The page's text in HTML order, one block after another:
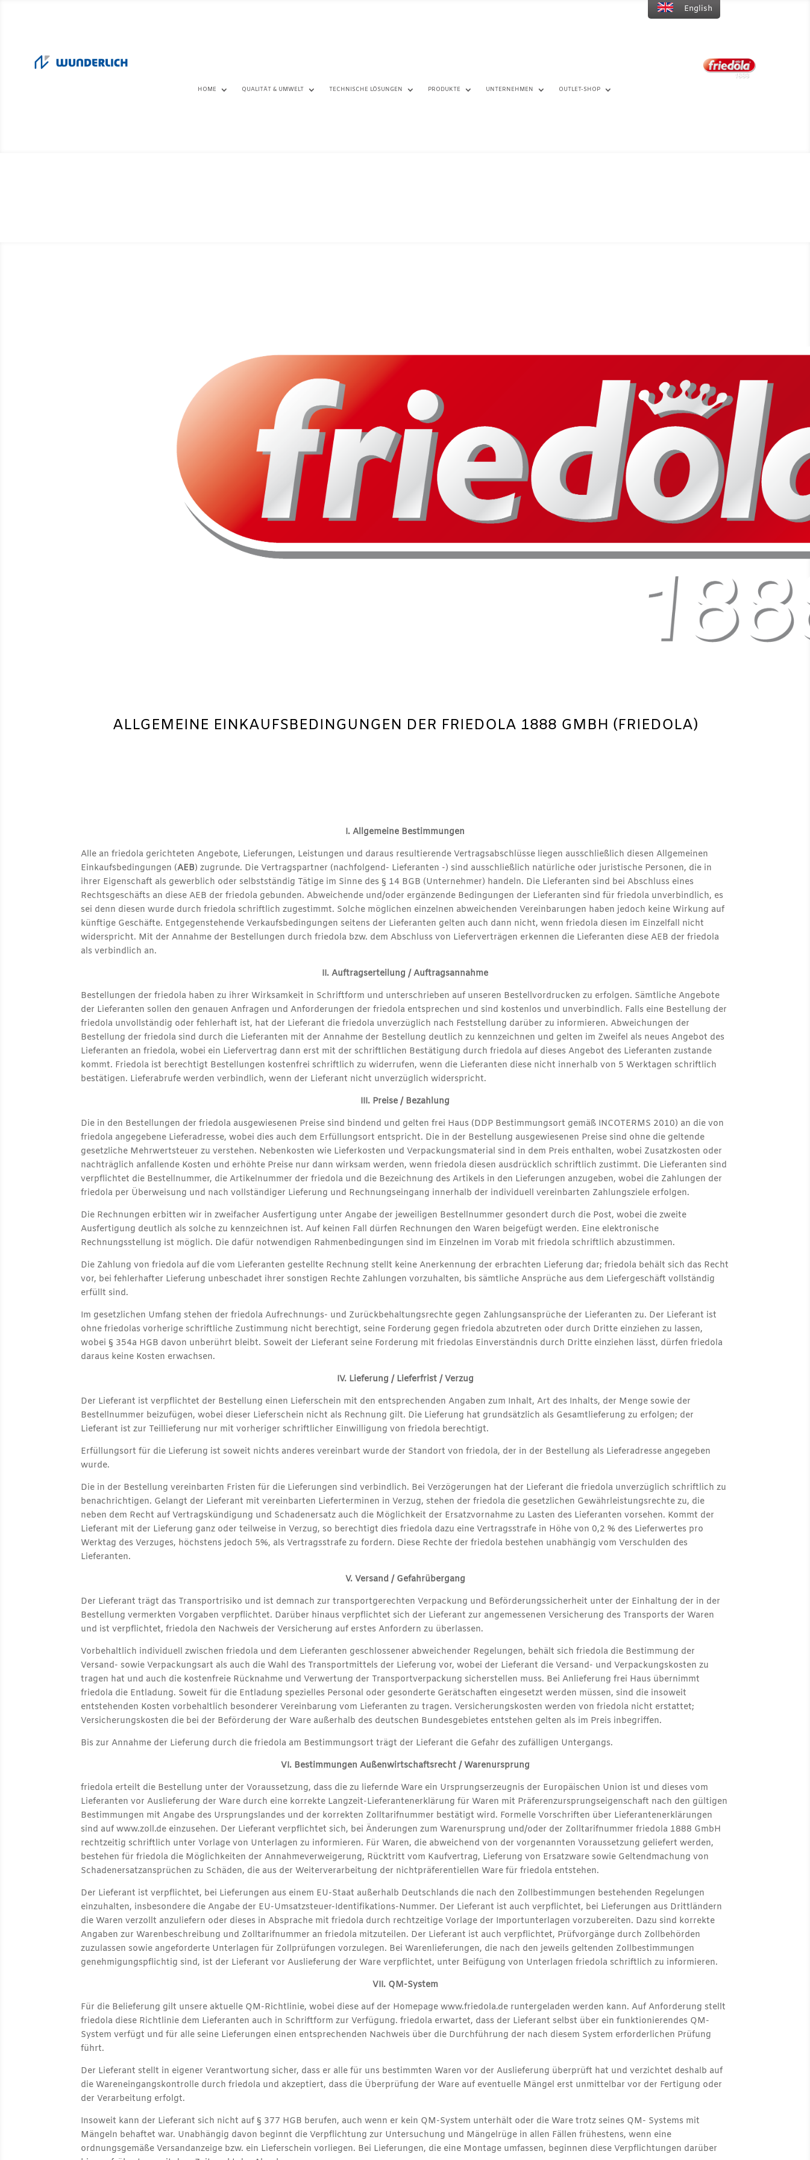
HOME QUALITÄT & UMWELT TECHNISCHE LÖSUNGEN PRODUKTE UNTERNEHMEN OUTLET-SHOP
English
ALLGEMEINE EINKAUFSBEDINGUNGEN DER FRIEDOLA 1888 GMBH (FRIEDOLA)
I. Allgemeine Bestimmungen
Alle an friedola gerichteten Angebote, Lieferungen, Leistungen und daraus resultierende Vertragsabschlüsse liegen ausschließlich diesen Allgemeinen
Einkaufsbedingungen (AEB) zugrunde. Die Vertragspartner (nachfolgend- Lieferanten -) sind ausschließlich natürliche oder juristische Personen, die in
ihrer Eigenschaft als gewerblich oder selbstständig Tätige im Sinne des § 14 BGB (Unternehmer) handeln. Die Lieferanten sind bei Abschluss eines
Rechtsgeschäfts an diese AEB der friedola gebunden. Abweichende und/oder ergänzende Bedingungen der Lieferanten sind für friedola unverbindlich, es
sei denn diesen wurde durch friedola schriftlich zugestimmt. Solche möglichen einzelnen abweichenden Vereinbarungen haben jedoch keine Wirkung auf
künftige Geschäfte. Entgegenstehende Verkaufsbedingungen seitens der Lieferanten gelten auch dann nicht, wenn friedola diesen im Einzelfall nicht
widerspricht. Mit der Annahme der Bestellungen durch friedola bzw. dem Abschluss von Lieferverträgen erkennen die Lieferanten diese AEB der friedola
als verbindlich an.
II. Auftragserteilung / Auftragsannahme
Bestellungen der friedola haben zu ihrer Wirksamkeit in Schriftform und unterschrieben auf unseren Bestellvordrucken zu erfolgen. Sämtliche Angebote
der Lieferanten sollen den genauen Anfragen und Anforderungen der friedola entsprechen und sind kostenlos und unverbindlich. Falls eine Bestellung der
friedola unvollständig oder fehlerhaft ist, hat der Lieferant die friedola unverzüglich nach Feststellung darüber zu informieren. Abweichungen der
Bestellung der friedola sind durch die Lieferanten mit der Annahme der Bestellung deutlich zu kennzeichnen und gelten im Zweifel als neues Angebot des
Lieferanten an friedola, wobei ein Liefervertrag dann erst mit der schriftlichen Bestätigung durch friedola auf dieses Angebot des Lieferanten zustande
kommt. Friedola ist berechtigt Bestellungen kostenfrei schriftlich zu widerrufen, wenn die Lieferanten diese nicht innerhalb von 5 Werktagen schriftlich
bestätigen. Lieferabrufe werden verbindlich, wenn der Lieferant nicht unverzüglich widerspricht.
III. Preise / Bezahlung
Die in den Bestellungen der friedola ausgewiesenen Preise sind bindend und gelten frei Haus (DDP Bestimmungsort gemäß INCOTERMS 2010) an die von
friedola angegebene Lieferadresse, wobei dies auch dem Erfüllungsort entspricht. Die in der Bestellung ausgewiesenen Preise sind ohne die geltende
gesetzliche Mehrwertsteuer zu verstehen. Nebenkosten wie Lieferkosten und Verpackungsmaterial sind in dem Preis enthalten, wobei Zusatzkosten oder
nachträglich anfallende Kosten und erhöhte Preise nur dann wirksam werden, wenn friedola diesen ausdrücklich schriftlich zustimmt. Die Lieferanten sind
verpflichtet die Bestellnummer, die Artikelnummer der friedola und die Bezeichnung des Artikels in den Lieferungen anzugeben, wobei die Zahlungen der
friedola per Überweisung und nach vollständiger Lieferung und Rechnungseingang innerhalb der individuell vereinbarten Zahlungsziele erfolgen.
Die Rechnungen erbitten wir in zweifacher Ausfertigung unter Angabe der jeweiligen Bestellnummer gesondert durch die Post, wobei die zweite
Ausfertigung deutlich als solche zu kennzeichnen ist. Auf keinen Fall dürfen Rechnungen den Waren beigefügt werden. Eine elektronische
Rechnungsstellung ist möglich. Die dafür notwendigen Rahmenbedingungen sind im Einzelnen im Vorab mit friedola schriftlich abzustimmen.
Die Zahlung von friedola auf die vom Lieferanten gestellte Rechnung stellt keine Anerkennung der erbrachten Lieferung dar; friedola behält sich das Recht
vor, bei fehlerhafter Lieferung unbeschadet ihrer sonstigen Rechte Zahlungen vorzuhalten, bis sämtliche Ansprüche aus dem Liefergeschäft vollständig
erfüllt sind.
Im gesetzlichen Umfang stehen der friedola Aufrechnungs- und Zurückbehaltungsrechte gegen Zahlungsansprüche der Lieferanten zu. Der Lieferant ist
ohne friedolas vorherige schriftliche Zustimmung nicht berechtigt, seine Forderung gegen friedola abzutreten oder durch Dritte einziehen zu lassen,
wobei § 354a HGB davon unberührt bleibt. Soweit der Lieferant seine Forderung mit friedolas Einverständnis durch Dritte einziehen lässt, dürfen friedola
daraus keine Kosten erwachsen.
IV. Lieferung / Lieferfrist / Verzug
Der Lieferant ist verpflichtet der Bestellung einen Lieferschein mit den entsprechenden Angaben zum Inhalt, Art des Inhalts, der Menge sowie der
Bestellnummer beizufügen, wobei dieser Lieferschein nicht als Rechnung gilt. Die Lieferung hat grundsätzlich als Gesamtlieferung zu erfolgen; der
Lieferant ist zur Teillieferung nur mit vorheriger schriftlicher Einwilligung von friedola berechtigt.
Erfüllungsort für die Lieferung ist soweit nichts anderes vereinbart wurde der Standort von friedola, der in der Bestellung als Lieferadresse angegeben
wurde.
Die in der Bestellung vereinbarten Fristen für die Lieferungen sind verbindlich. Bei Verzögerungen hat der Lieferant die friedola unverzüglich schriftlich zu
benachrichtigen. Gelangt der Lieferant mit vereinbarten Lieferterminen in Verzug, stehen der friedola die gesetzlichen Gewährleistungsrechte zu, die
neben dem Recht auf Vertragskündigung und Schadenersatz auch die Möglichkeit der Ersatzvornahme zu Lasten des Lieferanten vorsehen. Kommt der
Lieferant mit der Lieferung ganz oder teilweise in Verzug, so berechtigt dies friedola dazu eine Vertragsstrafe in Höhe von 0,2 % des Lieferwertes pro
Werktag des Verzuges, höchstens jedoch 5%, als Vertragsstrafe zu fordern. Diese Rechte der friedola bestehen unabhängig vom Verschulden des
Lieferanten.
V. Versand / Gefahrübergang
Der Lieferant trägt das Transportrisiko und ist demnach zur transportgerechten Verpackung und Beförderungssicherheit unter der Einhaltung der in der
Bestellung vermerkten Vorgaben verpflichtet. Darüber hinaus verpflichtet sich der Lieferant zur angemessenen Versicherung des Transports der Waren
und ist verpflichtet, friedola den Nachweis der Versicherung auf erstes Anfordern zu überlassen.
Vorbehaltlich individuell zwischen friedola und dem Lieferanten geschlossener abweichender Regelungen, behält sich friedola die Bestimmung der
Versand- sowie Verpackungsart als auch die Wahl des Transportmittels der Lieferung vor, wobei der Lieferant die Versand- und Verpackungskosten zu
tragen hat und auch die kostenfreie Rücknahme und Verwertung der Transportverpackung sicherstellen muss. Bei Anlieferung frei Haus übernimmt
friedola die Entladung. Soweit für die Entladung spezielles Personal oder gesonderte Gerätschaften eingesetzt werden müssen, sind die insoweit
entstehenden Kosten vorbehaltlich besonderer Vereinbarung vom Lieferanten zu tragen. Versicherungskosten werden von friedola nicht erstattet;
Versicherungskosten die bei der Beförderung der Ware außerhalb des deutschen Bundesgebietes entstehen gelten als im Preis inbegriffen.
Bis zur Annahme der Lieferung durch die friedola am Bestimmungsort trägt der Lieferant die Gefahr des zufälligen Untergangs.
VI. Bestimmungen Außenwirtschaftsrecht / Warenursprung
friedola erteilt die Bestellung unter der Voraussetzung, dass die zu liefernde Ware ein Ursprungserzeugnis der Europäischen Union ist und dieses vom
Lieferanten vor Auslieferung der Ware durch eine korrekte Langzeit-Lieferantenerklärung für Waren mit Präferenzursprungseigenschaft nach den gültigen
Bestimmungen mit Angabe des Ursprungslandes und der korrekten Zolltarifnummer bestätigt wird. Formelle Vorschriften über Lieferantenerklärungen
sind auf www.zoll.de einzusehen. Der Lieferant verpflichtet sich, bei Änderungen zum Warenursprung und/oder der Zolltarifnummer friedola 1888 GmbH
rechtzeitig schriftlich unter Vorlage von Unterlagen zu informieren. Für Waren, die abweichend von der vorgenannten Voraussetzung geliefert werden,
bestehen für friedola die Möglichkeiten der Annahmeverweigerung, Rücktritt vom Kaufvertrag, Lieferung von Ersatzware sowie Geltendmachung von
Schadenersatzansprüchen zu Schäden, die aus der Weiterverarbeitung der nichtpräferentiellen Ware für friedola entstehen.
Der Lieferant ist verpflichtet, bei Lieferungen aus einem EU-Staat außerhalb Deutschlands die nach den Zollbestimmungen bestehenden Regelungen
einzuhalten, insbesondere die Angabe der EU-Umsatzsteuer-Identifikations-Nummer. Der Lieferant ist auch verpflichtet, bei Lieferungen aus Drittländern
die Waren verzollt anzuliefern oder dieses in Absprache mit friedola durch rechtzeitige Vorlage der Importunterlagen vorzubereiten. Dazu sind korrekte
Angaben zur Warenbeschreibung und Zolltarifnummer an friedola mitzuteilen. Der Lieferant ist auch verpflichtet, Prüfvorgänge durch Zollbehörden
zuzulassen sowie angeforderte Unterlagen für Zollprüfungen vorzulegen. Bei Warenlieferungen, die nach den jeweils geltenden Zollbestimmungen
genehmigungspflichtig sind, ist der Lieferant vor Auslieferung der Ware verpflichtet, unter Beifügung von Unterlagen friedola schriftlich zu informieren.
VII. QM-System
Für die Belieferung gilt unsere aktuelle QM-Richtlinie, wobei diese auf der Homepage www.friedola.de runtergeladen werden kann. Auf Anforderung stellt
friedola diese Richtlinie dem Lieferanten auch in Schriftform zur Verfügung. friedola erwartet, dass der Lieferant selbst über ein funktionierendes QM-
System verfügt und für alle seine Lieferungen einen entsprechenden Nachweis über die Durchführung der nach diesem System erforderlichen Prüfung
führt.
Der Lieferant stellt in eigener Verantwortung sicher, dass er alle für uns bestimmten Waren vor der Auslieferung überprüft hat und verzichtet deshalb auf
die Wareneingangskontrolle durch friedola und akzeptiert, dass die Überprüfung der Ware auf eventuelle Mängel erst unmittelbar vor der Fertigung oder
der Verarbeitung erfolgt.
Insoweit kann der Lieferant sich nicht auf § 377 HGB berufen, auch wenn er kein QM-System unterhält oder die Ware trotz seines QM- Systems mit
Mängeln behaftet war. Unabhängig davon beginnt die Verpflichtung zur Untersuchung und Mängelrüge in allen Fällen frühestens, wenn eine
ordnungsgemäße Versandanzeige bzw. ein Lieferschein vorliegen. Bei Lieferungen, die eine Montage umfassen, beginnen diese Verpflichtungen darüber